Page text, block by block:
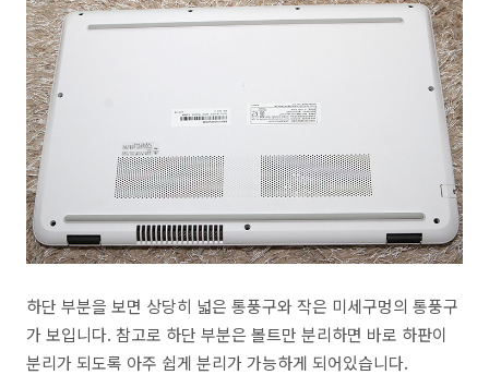
하단 부분을 보면 상당히 넓은 통풍구와 작은 미세구멍의 통풍구
가 보입니다. 참고로 하단 부분은 볼트만 분리하면 바로 하판이
분리가 되도록 아주 쉽게 분리가 가능하게 되어있습니다.